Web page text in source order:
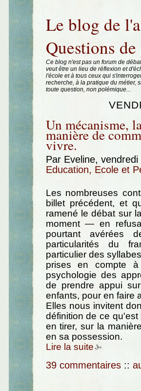
Le blog de
Questions
Ce blog n'est pas un forum de
veut être un lieu de réflexion et
l'école et à tous ceux qui
recherche, à la pratique du métier,
toute question, non polémique...
Un mécanisme,
manière de
vivre.
Par Eveline,
Education, Ecole et
Les nombreuses
billet précédent, et
ramené le débat sur
moment — en
pourtant avérées
particularités du
particulier des
prises en compte
psychologie des
de prendre appui
enfants, pour en faire
Elles nous invitent
définition de ce
en tirer, sur la
en sa possession.
Lire la suite
39 commentaires ::